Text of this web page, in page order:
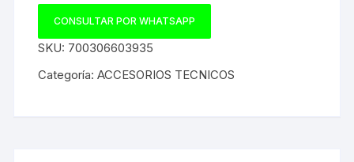
CONSULTAR POR WHATSAPP
SKU: 700306603935
Categoría:ACCESORIOS TECNICOS